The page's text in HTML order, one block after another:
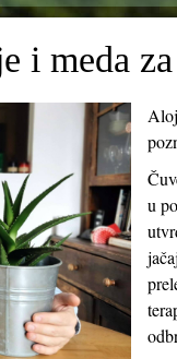
i meda
u